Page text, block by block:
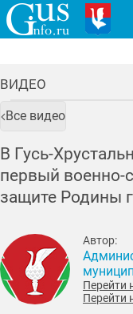
ВИДЕО
Все видео
В Гусь-
первый военно-
защите Родины
Автор:
Перейти
Перейти